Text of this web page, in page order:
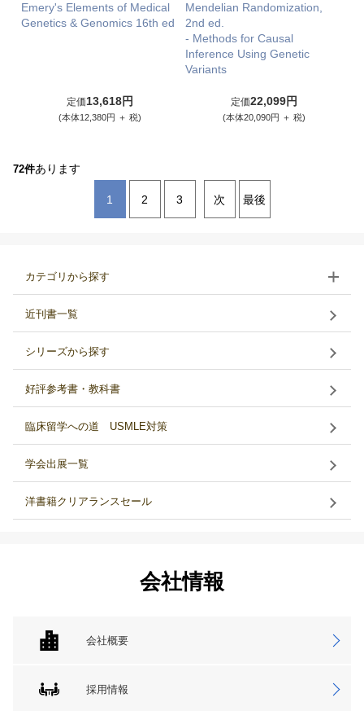
Emery's Elements of Medical
Genetics & Genomics 16th ed
定価13,618円
(本体12,380円 ＋ 税)
Mendelian Randomization,
2nd ed.
- Methods for Causal
Inference Using Genetic
Variants
定価22,099円
(本体20,090円 ＋ 税)
72件あります
1 2 3 次 最後
カテゴリから探す
近刊書一覧
シリーズから探す
好評参考書・教科書
臨床留学への道 USMLE対策
学会出展一覧
洋書籍クリアランスセール
会社情報
会社概要
採用情報